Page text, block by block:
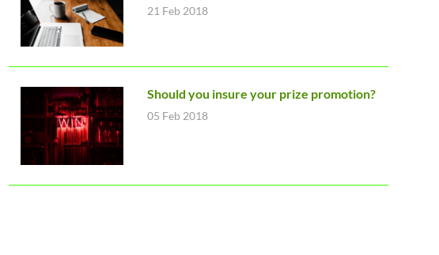
21 Feb 2018
Should you insure your prize promotion?
05 Feb 2018